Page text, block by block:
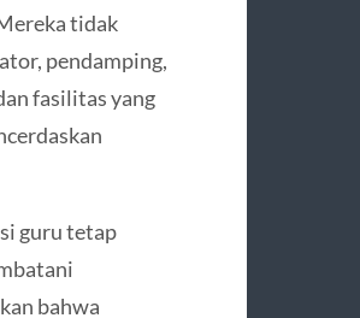
tidak
pendamping,
fasilitas yang
guru tetap
bahwa